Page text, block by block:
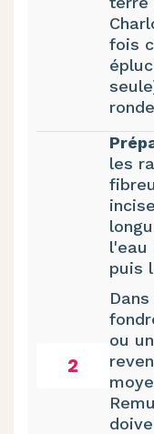
fois
2
les
l'eau
puis
ou